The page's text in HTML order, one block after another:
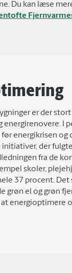
Du kan læse
er der
energirenovere. I
energikrisen og
initiativer, der
fra de
skoler,
37 procent. Det
grøn el og grøn
energioptimere